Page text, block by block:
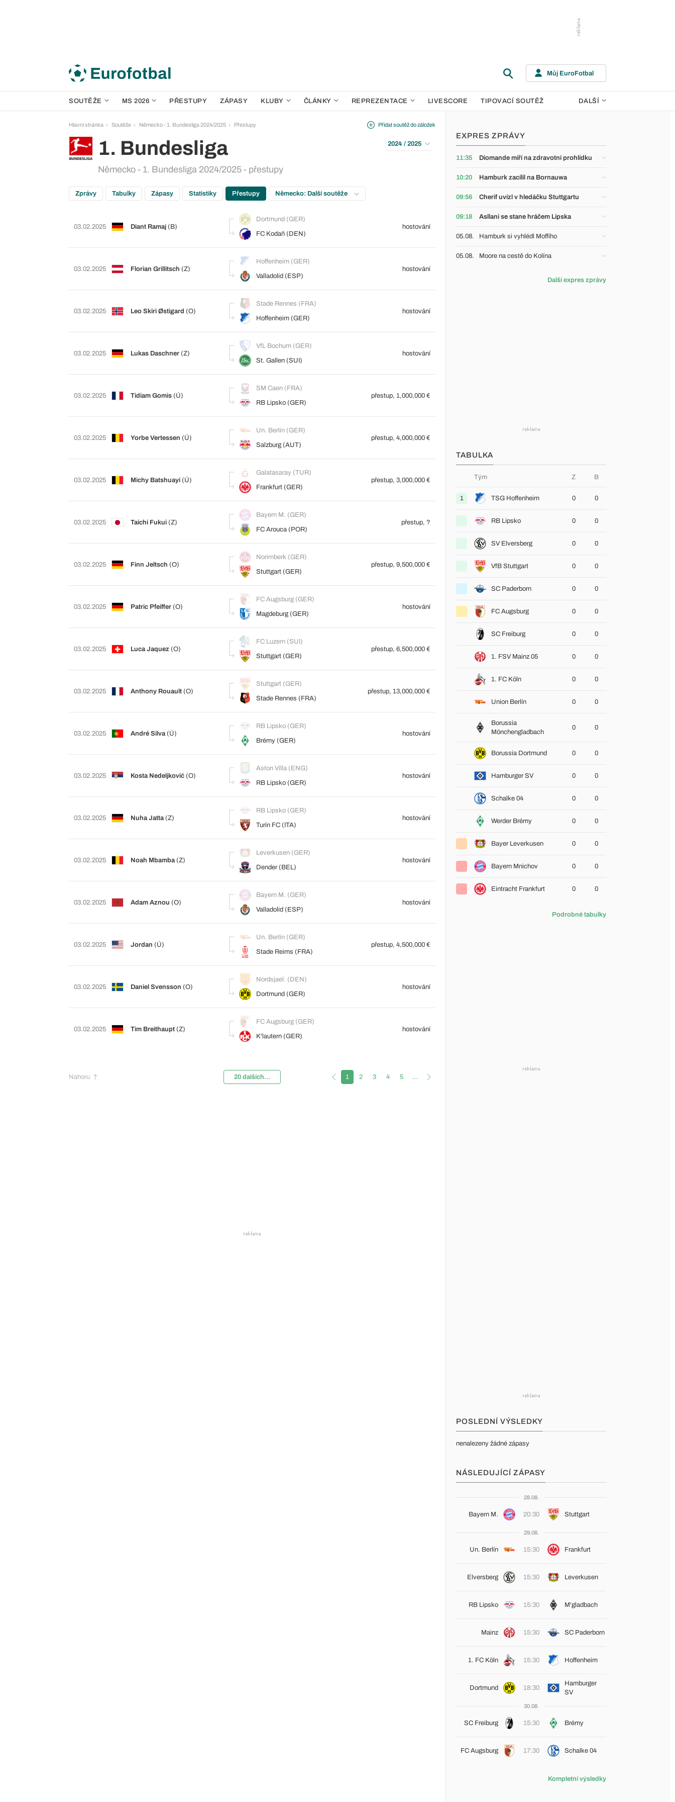
Můj EuroFotbal
SOUTĚŽE MS 2026 PŘESTUPY ZÁPASY KLUBY ČLÁNKY REPREZENTACE LIVESCORE TIPOVACÍ SOUTĚŽ DALŠÍ
Hlavní stránka Soutěže Německo - 1. Bundesliga 2024/2025 Přestupy
1. Bundesliga
Německo - 1. Bundesliga 2024/2025 - přestupy
Přidat soutěž do záložek
2024 / 2025
Zprávy Tabulky Zápasy Statistiky Přestupy Německo: Další soutěže
03.02.2025 Diant Ramaj (B)
Dortmund (GER)
FC Kodaň (DEN)
hostování
03.02.2025 Florian Grillitsch (Z)
Hoffenheim (GER)
Valladolid (ESP)
hostování
03.02.2025 Leo Skiri Østigard (O)
Stade Rennes (FRA)
Hoffenheim (GER)
hostování
03.02.2025 Lukas Daschner (Z)
VfL Bochum (GER)
St. Gallen (SUI)
hostování
03.02.2025 Tidiam Gomis (Ú)
SM Caen (FRA)
RB Lipsko (GER)
přestup, 1,000,000 €
03.02.2025 Yorbe Vertessen (Ú)
Un. Berlín (GER)
Salzburg (AUT)
přestup, 4,000,000 €
03.02.2025 Michy Batshuayi (Ú)
Galatasaray (TUR)
Frankfurt (GER)
přestup, 3,000,000 €
03.02.2025 Taichi Fukui (Z)
Bayern M. (GER)
FC Arouca (POR)
přestup, ?
03.02.2025 Finn Jeltsch (O)
Norimberk (GER)
Stuttgart (GER)
přestup, 9,500,000 €
03.02.2025 Patric Pfeiffer (O)
FC Augsburg (GER)
Magdeburg (GER)
hostování
03.02.2025 Luca Jaquez (O)
FC Luzern (SUI)
Stuttgart (GER)
přestup, 6,500,000 €
03.02.2025 Anthony Rouault (O)
Stuttgart (GER)
Stade Rennes (FRA)
přestup, 13,000,000 €
03.02.2025 André Silva (Ú)
RB Lipsko (GER)
Brémy (GER)
hostování
03.02.2025 Kosta Nedeljković (O)
Aston Villa (ENG)
RB Lipsko (GER)
hostování
03.02.2025 Nuha Jatta (Z)
RB Lipsko (GER)
Turín FC (ITA)
hostování
03.02.2025 Noah Mbamba (Z)
Leverkusen (GER)
Dender (BEL)
hostování
03.02.2025 Adam Aznou (O)
Bayern M. (GER)
Valladolid (ESP)
hostování
03.02.2025 Jordan (Ú)
Un. Berlín (GER)
Stade Reims (FRA)
přestup, 4,500,000 €
03.02.2025 Daniel Svensson (O)
Nordsjael. (DEN)
Dortmund (GER)
hostování
03.02.2025 Tim Breithaupt (Z)
FC Augsburg (GER)
K'lautern (GER)
hostování
Nahoru 20 dalších... 1 2 3 4 5 …
EXPRES ZPRÁVY
11:35 Diomande míří na zdravotní prohlídku
10:20 Hamburk zacílil na Bornauwa
09:56 Cherif uvízl v hledáčku Stuttgartu
09:18 Asllani se stane hráčem Lipska
05.08. Hamburk si vyhlédl Moffiho
05.08. Moore na cestě do Kolína
Další expres zprávy
TABULKA
Tým Z B
1 TSG Hoffenheim 0 0
RB Lipsko 0 0
SV Elversberg 0 0
VfB Stuttgart 0 0
SC Paderborn 0 0
FC Augsburg 0 0
SC Freiburg 0 0
1. FSV Mainz 05 0 0
1. FC Köln 0 0
Union Berlín 0 0
Borussia
Mönchengladbach
0 0
Borussia Dortmund 0 0
Hamburger SV 0 0
Schalke 04 0 0
Werder Brémy 0 0
Bayer Leverkusen 0 0
Bayern Mnichov 0 0
Eintracht Frankfurt 0 0
Podrobné tabulky
POSLEDNÍ VÝSLEDKY
nenalezeny žádné zápasy
NÁSLEDUJÍCÍ ZÁPASY
28.08.
Bayern M. 20:30 Stuttgart
29.08.
Un. Berlín 15:30 Frankfurt
Elversberg 15:30 Leverkusen
RB Lipsko 15:30 M'gladbach
Mainz 15:30 SC Paderborn
1. FC Köln 15:30 Hoffenheim
Dortmund 18:30
Hamburger
SV
30.08.
SC Freiburg 15:30 Brémy
FC Augsburg 17:30 Schalke 04
Kompletní výsledky